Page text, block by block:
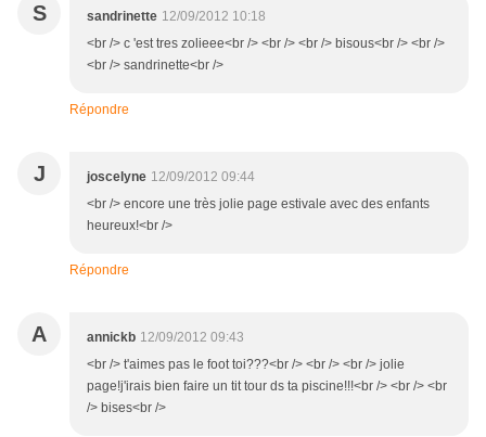
S sandrinette 12/09/2012 10:18
<br /> c 'est tres zolieee<br /> <br /> <br /> bisous<br /> <br />
<br /> sandrinette<br />
Répondre
J joscelyne 12/09/2012 09:44
<br /> encore une très jolie page estivale avec des enfants
heureux!<br />
Répondre
A annickb 12/09/2012 09:43
<br /> t'aimes pas le foot toi???<br /> <br /> <br /> jolie
page!j'irais bien faire un tit tour ds ta piscine!!!<br /> <br /> <br
/> bises<br />